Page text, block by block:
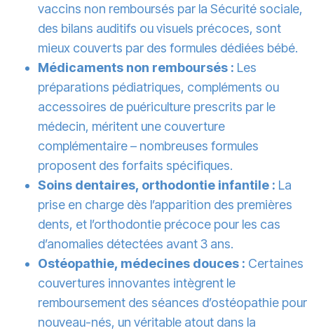
vaccins non remboursés par la Sécurité sociale,
des bilans auditifs ou visuels précoces, sont
mieux couverts par des formules dédiées bébé.
Médicaments non remboursés : Les
préparations pédiatriques, compléments ou
accessoires de puériculture prescrits par le
médecin, méritent une couverture
complémentaire – nombreuses formules
proposent des forfaits spécifiques.
Soins dentaires, orthodontie infantile : La
prise en charge dès l’apparition des premières
dents, et l’orthodontie précoce pour les cas
d’anomalies détectées avant 3 ans.
Ostéopathie, médecines douces : Certaines
couvertures innovantes intègrent le
remboursement des séances d’ostéopathie pour
nouveau-nés, un véritable atout dans la